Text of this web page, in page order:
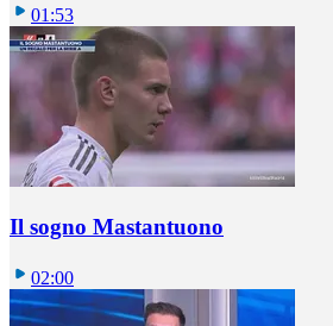
01:53
Il sogno Mastantuono
02:00